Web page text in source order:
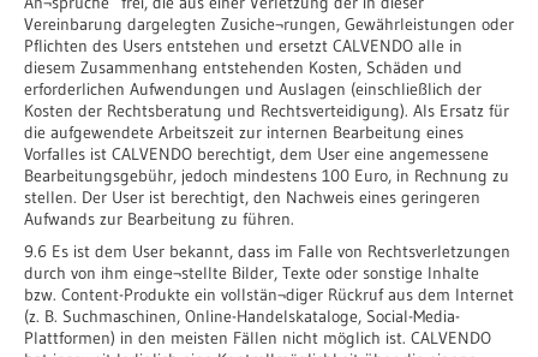
Vereinbarung dargelegten Zusiche¬rungen, Gewährleistungen oder
Pflichten des Users entstehen und ersetzt CALVENDO alle in
diesem Zusammenhang entstehenden Kosten, Schäden und
erforderlichen Aufwendungen und Auslagen (einschließlich der
Kosten der Rechtsberatung und Rechtsverteidigung). Als Ersatz für
die aufgewendete Arbeitszeit zur internen Bearbeitung eines
Vorfalles ist CALVENDO berechtigt, dem User eine angemessene
Bearbeitungsgebühr, jedoch mindestens 100 Euro, in Rechnung zu
stellen. Der User ist berechtigt, den Nachweis eines geringeren
Aufwands zur Bearbeitung zu führen.
9.6 Es ist dem User bekannt, dass im Falle von Rechtsverletzungen
durch von ihm einge¬stellte Bilder, Texte oder sonstige Inhalte
bzw. Content-Produkte ein vollstän¬diger Rückruf aus dem Internet
(z. B. Suchmaschinen, Online-Handelskataloge, Social-Media-
Plattformen) in den meisten Fällen nicht möglich ist. CALVENDO